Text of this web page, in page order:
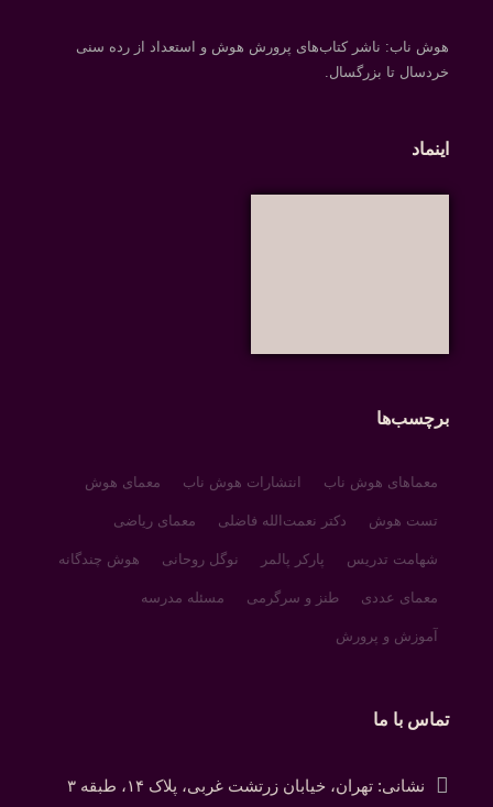
هوش ناب: ناشر کتاب‌های پرورش هوش و استعداد از رده سنی
خردسال تا بزرگسال.
اینماد
برچسب‌ها
معماهای هوش ناب انتشارات هوش ناب معمای هوش
تست هوش دکتر نعمت‌الله فاضلی معمای ریاضی
شهامت تدریس پارکر پالمر نوگل روحانی هوش چندگانه
معمای عددی طنز و سرگرمی مسئله مدرسه
آموزش و پرورش
تماس با ما
نشانی: تهران، خیابان زرتشت غربی، پلاک ۱۴، طبقه ۳